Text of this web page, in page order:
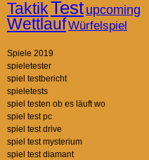
TaktikTest upcoming
WettlaufWürfelspiel
Spiele 2019
spieletester
spiel testbericht
spieletests
spiel testen ob es läuft wo
spiel test pc
spiel test drive
spiel test mysterium
spiel test diamant